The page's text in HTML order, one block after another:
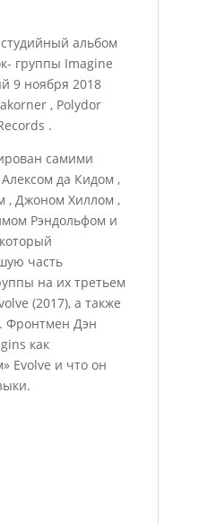
альбом
группы Imagine
9 ноября 2018
, Polydor
.
самими
да Кидом ,
, Джоном Хиллом ,
Рэндольфом и
часть
на их третьем
(2017), а также
Фронтмен Дэн
как
Evolve и что он